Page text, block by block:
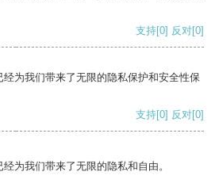
支持[0] 反对[0]
为我们带来了无限的隐私保护和安全性保
支持[0] 反对[0]
为我们带来了无限的隐私和自由。